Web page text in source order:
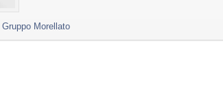
Gruppo Morellato